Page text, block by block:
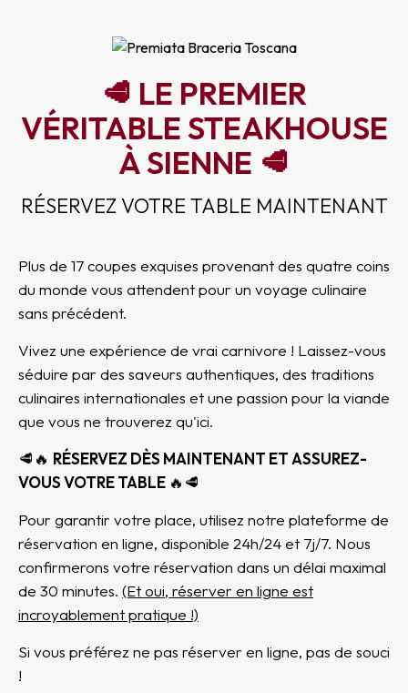
🥩 LE PREMIER
VÉRITABLE STEAKHOUSE
À SIENNE 🥩
RÉSERVEZ VOTRE TABLE MAINTENANT
Plus de 17 coupes exquises provenant des quatre coins
du monde vous attendent pour un voyage culinaire
sans précédent.
Vivez une expérience de vrai carnivore ! Laissez-vous
séduire par des saveurs authentiques, des traditions
culinaires internationales et une passion pour la viande
que vous ne trouverez qu'ici.
🥩🔥 RÉSERVEZ DÈS MAINTENANT ET ASSUREZ-
VOUS VOTRE TABLE 🔥🥩
Pour garantir votre place, utilisez notre plateforme de
réservation en ligne, disponible 24h/24 et 7j/7. Nous
confirmerons votre réservation dans un délai maximal
de 30 minutes. (Et oui, réserver en ligne est
incroyablement pratique !)
Si vous préférez ne pas réserver en ligne, pas de souci
!